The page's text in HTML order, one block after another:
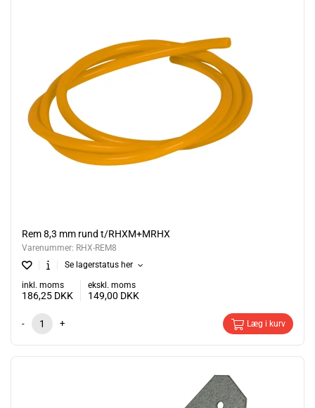
Rem 8,3 mm rund t/RHXM+MRHX
Varenummer: RHX-REM8
Se lagerstatus her
inkl. moms
186,25 DKK
ekskl. moms
149,00 DKK
- + Læg i kurv